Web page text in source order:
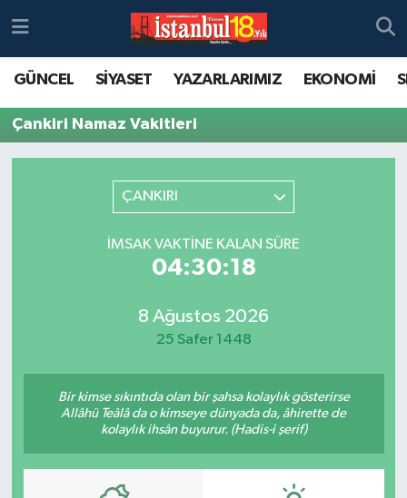
GÜNCEL SİYASET YAZARLARIMIZ EKONOMİ
Çankiri Namaz Vakitleri
ÇANKIRI
İMSAK VAKTINE KALAN SÜRE
04:30:18
8 Ağustos 2026
25 Safer 1448
Bir kimse sıkıntıda olan bir şahsa kolaylık gösterirse
Allâhü Teâlâ da o kimseye dünyada da, âhirette de
kolaylık ihsân buyurur. (Hadis-i şerif)